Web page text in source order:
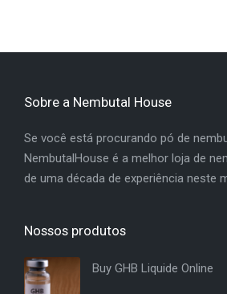
Sobre a Nembutal House
Se você está procurando pó de
NembutalHouse é a melhor loja de
de uma década de experiência neste
Nossos produtos
Buy GHB Liquide Online